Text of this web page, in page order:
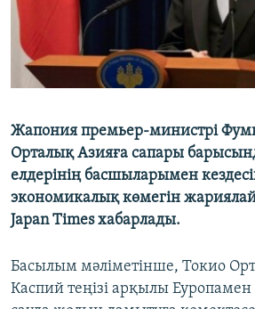
Жапония премьер-министрі
Орталық Азияға сапары
елдерінің басшыларымен
экономикалық көмегін
Japan Times хабарлады.
Басылым мәліметінше, Токио
Каспий теңізі арқылы